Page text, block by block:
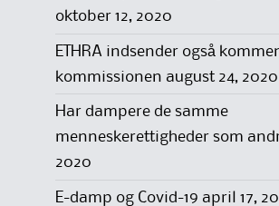
oktober 12, 2020
ETHRA indsender også
kommissionen august 24, 2020
Har dampere de samme
menneskerettigheder som
2020
E-damp og Covid-19 april 17,